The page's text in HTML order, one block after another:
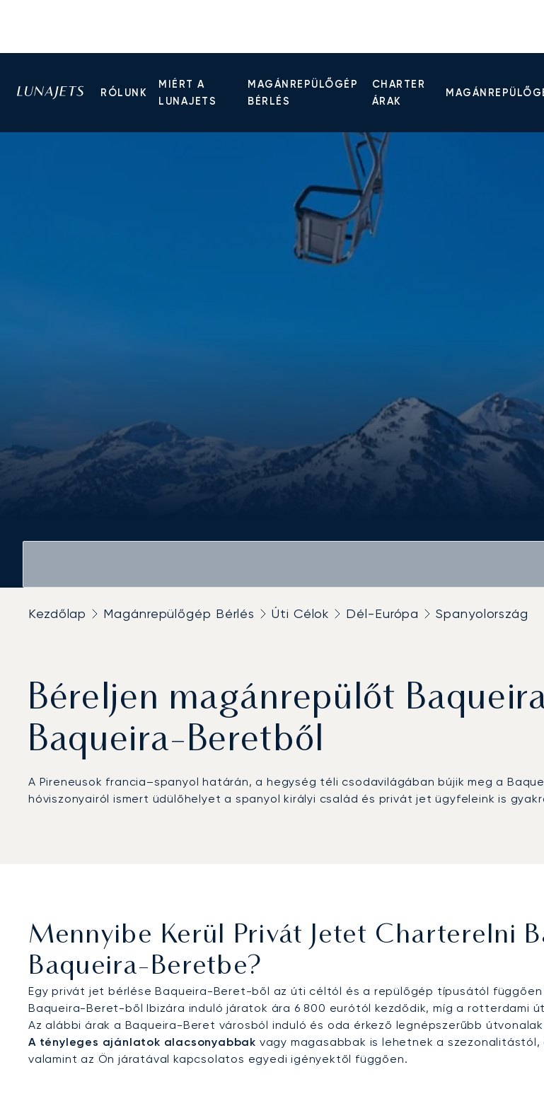
RÓLUNK
MIÉRT A
LUNAJETS
MAGÁNREPÜLŐGÉP
BÉRLÉS
CHARTER
ÁRAK
Kezdőlap Magánrepülőgép Bérlés Úti Célok Dél-Európa Spanyolország
Béreljen magánrepülőt
Baqueira-Beretből
A Pireneusok francia–spanyol határán, a hegység téli csodavilágában bújik meg a
hóviszonyairól ismert üdülőhelyet a spanyol királyi család és privát jet ügyfeleink is
Mennyibe Kerül Privát Jetet Charterelni
Baqueira-Beretbe?
Egy privát jet bérlése Baqueira-Beret-ből az úti céltól és a repülőgép típusától függően
Baqueira-Beret-ből Ibizára induló járatok ára 6 800 eurótól kezdődik, míg a rotterdami
Az alábbi árak a Baqueira-Beret városból induló és oda érkező legnépszerűbb útvonalak
A tényleges ajánlatok alacsonyabbak vagy magasabbak is lehetnek a
valamint az Ön járatával kapcsolatos egyedi igényektől függően.